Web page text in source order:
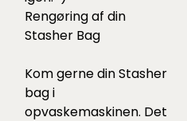
Rengøring af din
Stasher Bag
Kom gerne din Stasher
bag i
opvaskemaskinen. Det